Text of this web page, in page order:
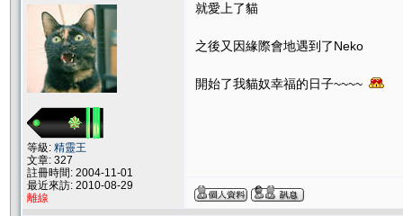
等級: 精靈王
文章: 327
註冊時間: 2004-11-01
最近來訪: 2010-08-29
離線
就愛上了貓
之後又因緣際會地遇到了Neko
開始了我貓奴幸福的日子~~~~